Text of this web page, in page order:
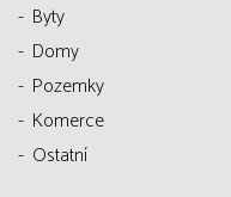
Byty
Domy
Pozemky
Komerce
Ostatní